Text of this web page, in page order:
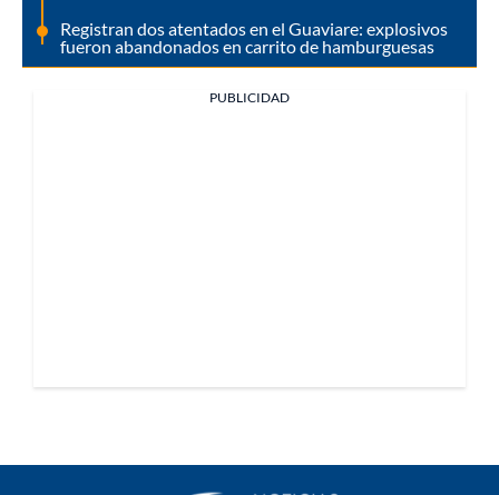
Registran dos atentados en el Guaviare: explosivos
fueron abandonados en carrito de hamburguesas
PUBLICIDAD